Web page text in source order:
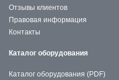
Отзывы клиентов
Правовая информация
Контакты
Каталог оборудования
Каталог оборудования (PDF)